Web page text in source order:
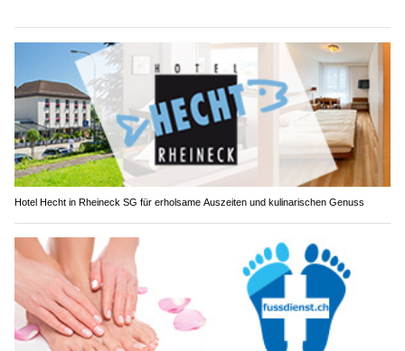
Hotel Hecht in Rheineck SG für erholsame Auszeiten und kulinarischen Genuss